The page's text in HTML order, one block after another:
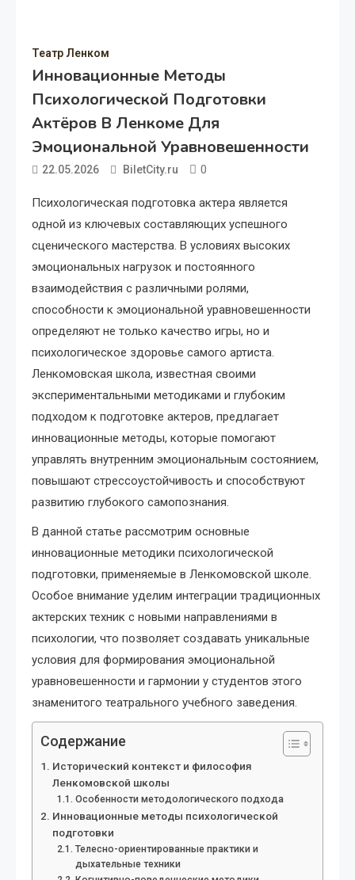
Театр Ленком
Инновационные Методы
Психологической Подготовки
Актёров В Ленкоме Для
Эмоциональной Уравновешенности
22.05.2026 BiletCity.ru 0
Психологическая подготовка актера является
одной из ключевых составляющих успешного
сценического мастерства. В условиях высоких
эмоциональных нагрузок и постоянного
взаимодействия с различными ролями,
способности к эмоциональной уравновешенности
определяют не только качество игры, но и
психологическое здоровье самого артиста.
Ленкомовская школа, известная своими
экспериментальными методиками и глубоким
подходом к подготовке актеров, предлагает
инновационные методы, которые помогают
управлять внутренним эмоциональным состоянием,
повышают стрессоустойчивость и способствуют
развитию глубокого самопознания.
В данной статье рассмотрим основные
инновационные методики психологической
подготовки, применяемые в Ленкомовской школе.
Особое внимание уделим интеграции традиционных
актерских техник с новыми направлениями в
психологии, что позволяет создавать уникальные
условия для формирования эмоциональной
уравновешенности и гармонии у студентов этого
знаменитого театрального учебного заведения.
Содержание
Исторический контекст и философия
Ленкомовской школы
Особенности методологического подхода
Инновационные методы психологической
подготовки
Телесно-ориентированные практики и
дыхательные техники